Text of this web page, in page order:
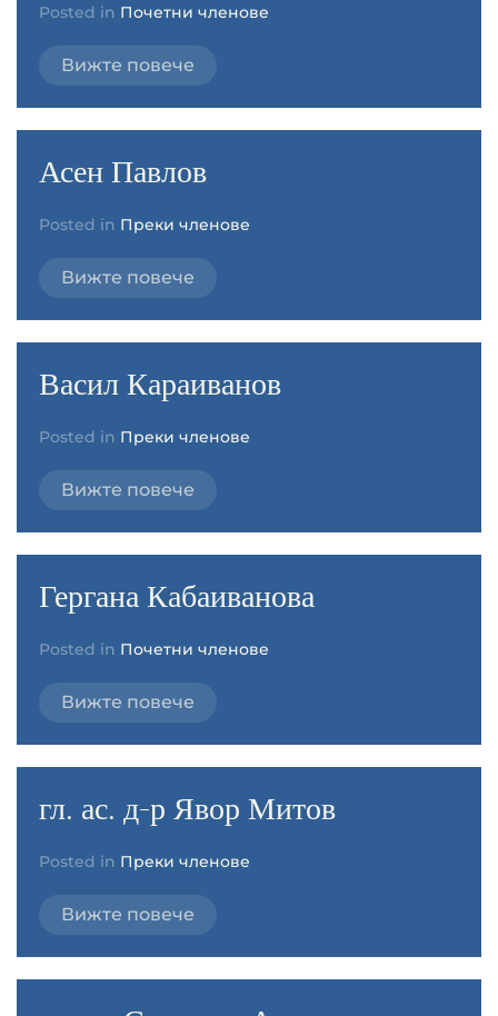
Posted in Почетни членове
Вижте повече
Асен Павлов
Posted in Преки членове
Вижте повече
Васил Караиванов
Posted in Преки членове
Вижте повече
Гергана Кабаиванова
Posted in Почетни членове
Вижте повече
гл. ас. д-р Явор Митов
Posted in Преки членове
Вижте повече